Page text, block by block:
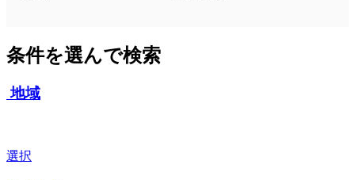
条件を選んで検索
地域
選択